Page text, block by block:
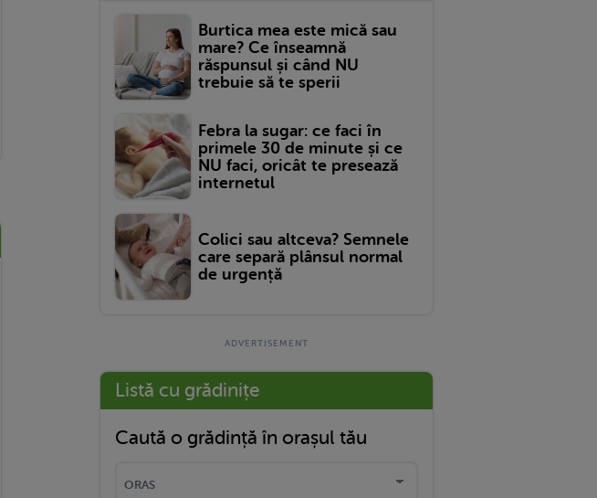
Burtica mea este mică sau
mare? Ce înseamnă
răspunsul și când NU
trebuie să te sperii
Febra la sugar: ce faci în
primele 30 de minute și ce
NU faci, oricât te presează
internetul
Colici sau altceva? Semnele
care separă plânsul normal
de urgență
Listă cu grădinițe
Caută o grădință în orașul tău